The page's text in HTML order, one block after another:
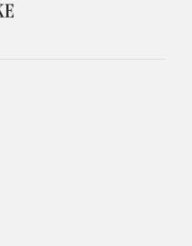
KONTAKTINFORMASJON